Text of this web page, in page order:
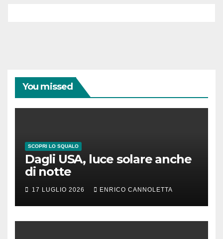
You missed
SCOPRI LO SQUALO
Dagli USA, luce solare anche
di notte
17 LUGLIO 2026 ENRICO CANNOLETTA